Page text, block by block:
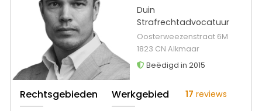
Duin
Strafrechtadvocatuur
Oosterweezenstraat 6M
1823 CN Alkmaar
Beëdigd in 2015
Rechtsgebieden Werkgebied 17 reviews